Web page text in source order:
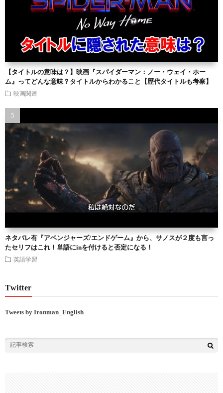
【タイトルの意味は？】映画『スパイダーマン：ノー・ウェイ・ホー
ム』ってどんな意味？タイトルからわかること【歴代タイトルも考察】
映画関連
ネタバレ有『アベンジャーズ/エンドゲーム』から、サノスが２度も言っ
たセリフはこれ！単語にinを付けると否定になる！
英語学習
Twitter
Tweets by Ironman_English